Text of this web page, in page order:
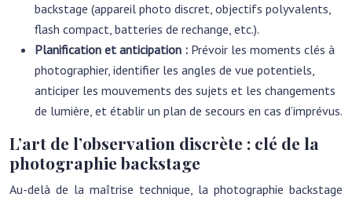
backstage (appareil photo discret, objectifs polyvalents,
flash compact, batteries de rechange, etc.).
Planification et anticipation : Prévoir les moments clés à
photographier, identifier les angles de vue potentiels,
anticiper les mouvements des sujets et les changements
de lumière, et établir un plan de secours en cas d’imprévus.
L’art de l’observation discrète : clé de la
photographie backstage
Au-delà de la maîtrise technique, la photographie backstage